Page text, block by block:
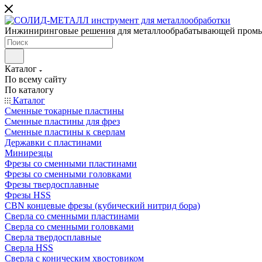
Инжиниринговые решения для металлообрабатывающей
Каталог
По всему сайту
По каталогу
Каталог
Сменные токарные пластины
Сменные пластины для фрез
Сменные пластины к сверлам
Державки с пластинами
Минирезцы
Фрезы со сменными пластинами
Фрезы со сменными головками
Фрезы твердосплавные
Фрезы HSS
CBN концевые фрезы (кубический нитрид бора)
Сверла со сменными пластинами
Сверла со сменными головками
Сверла твердосплавные
Сверла HSS
Сверла с коническим хвостовиком